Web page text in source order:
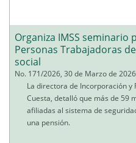
Organiza IMSS
Personas Trabajadoras
social
No. 171/2026, 30 de Marzo de 2026
La directora de Incorporación y
Cuesta, detalló que más de 59
afiliadas al sistema de
una pensión.